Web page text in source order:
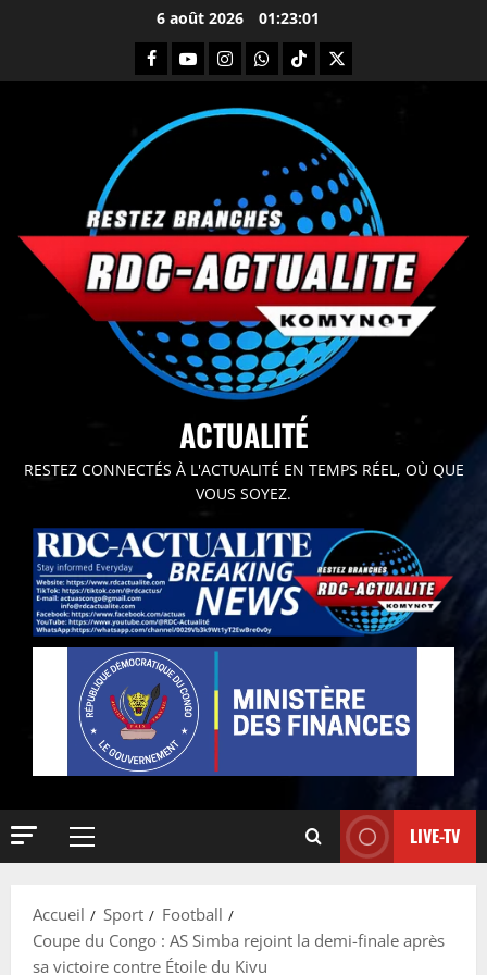
6 août 2026 01:23:02
ACTUALITÉ
RESTEZ CONNECTÉS À L'ACTUALITÉ EN TEMPS RÉEL, OÙ QUE
VOUS SOYEZ.
LIVE-TV
Accueil Sport
Football
Coupe du Congo : AS Simba rejoint la demi-finale après
sa victoire contre Étoile du Kivu